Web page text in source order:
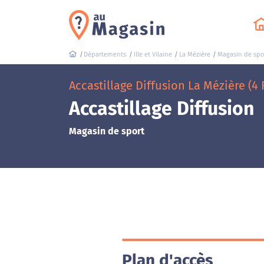
Départements Ille et Vilaine La Mézière Magasin de
Accastillage Diffusion La Mézière (4
Accastillage Diffusion
Magasin de sport